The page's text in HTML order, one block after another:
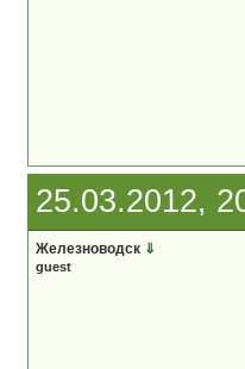
25.03.2012,
Железноводск ⇓
guest